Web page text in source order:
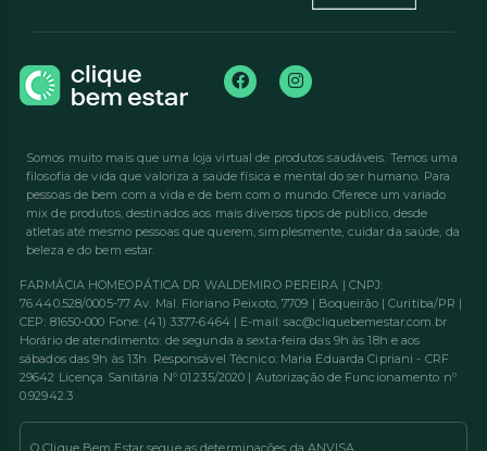
Somos muito mais que uma loja virtual de produtos saudáveis. Temos uma
filosofia de vida que valoriza a saúde física e mental do ser humano. Para
pessoas de bem com a vida e de bem com o mundo. Oferece um variado
mix de produtos, destinados aos mais diversos tipos de público, desde
atletas até mesmo pessoas que querem, simplesmente, cuidar da saúde, da
beleza e do bem estar.
FARMÁCIA HOMEOPÁTICA DR WALDEMIRO PEREIRA | CNPJ:
76.440.528/0005-77 Av. Mal. Floriano Peixoto, 7709 | Boqueirão | Curitiba/PR |
CEP: 81650-000 Fone: (41) 3377-6464 | E-mail: sac@cliquebemestar.com.br
Horário de atendimento: de segunda a sexta-feira das 9h às 18h e aos
sábados das 9h às 13h. Responsável Técnico: Maria Eduarda Cipriani - CRF
29642 Licença Sanitária Nº 01.235/2020 | Autorização de Funcionamento nº
0.92942.3
O Clique Bem Estar segue as determinações da ANVISA